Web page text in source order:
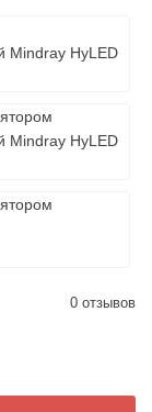
0 отзывов